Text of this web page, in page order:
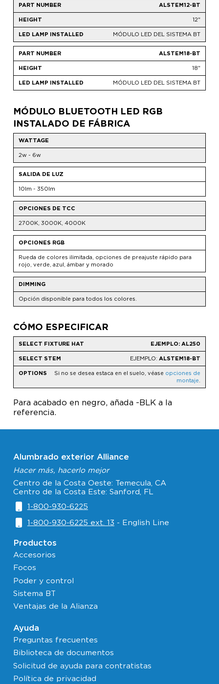
ALSTEM12-BT
12"
MÓDULO LED DEL SISTEMA BT
ALSTEM18-BT
18"
MÓDULO LED DEL SISTEMA BT
MÓDULO BLUETOOTH LED RGB
INSTALADO DE FÁBRICA
WATTAGE
2w - 6w
SALIDA DE LUZ
10lm - 350lm
OPCIONES DE TCC
2700K, 3000K, 4000K
OPCIONES RGB
Rueda de colores ilimitada, opciones de preajuste rápido para
rojo, verde, azul, ámbar y morado
DIMMING
Opción disponible para todos los colores.
CÓMO ESPECIFICAR
EJEMPLO: AL250
EJEMPLO: ALSTEM18-BT
Si no se desea estaca en el suelo, véase opciones de
montaje
Para acabado en negro, añada -BLK a la
referencia.
Alumbrado exterior Alliance
Hacer más, hacerlo mejor
Centro de la Costa Oeste: Temecula, CA
Centro de la Costa Este: Sanford, FL
1-800-930-6225
1-800-930-6225 ext. 13 - English Line
Productos
Accesorios
Focos
Poder y control
Sistema BT
Ventajas de la Alianza
Ayuda
Preguntas frecuentes
Biblioteca de documentos
Solicitud de ayuda para contratistas
Política de privacidad